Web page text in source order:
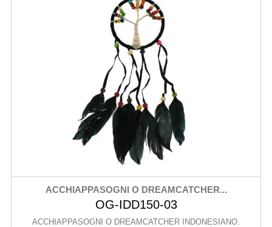
ACCHIAPPASOGNI O DREAMCATCHER...
OG-IDD150-03
ACCHIAPPASOGNI O DREAMCATCHER INDONESIANO.